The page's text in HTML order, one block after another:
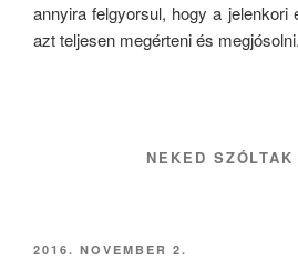
annyira felgyorsul, hogy a jelenkori
azt teljesen megérteni és
NEKED SZÓLTAK
BEKÜLDVE:
2016. NOVEMBER 2.